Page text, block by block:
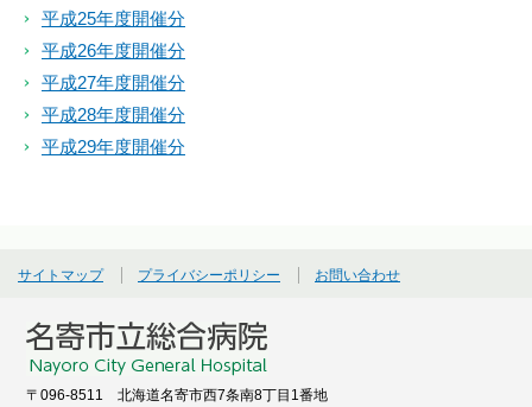
平成25年度開催分
平成26年度開催分
平成27年度開催分
平成28年度開催分
平成29年度開催分
サイトマップ プライバシーポリシー お問い合わせ
〒096-8511 北海道名寄市西7条南8丁目1番地